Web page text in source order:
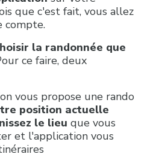
que c'est fait, vous allez
compte.
la randonnée que
ce faire, deux
vous propose une rando
position actuelle
le lieu que vous
et l'application vous